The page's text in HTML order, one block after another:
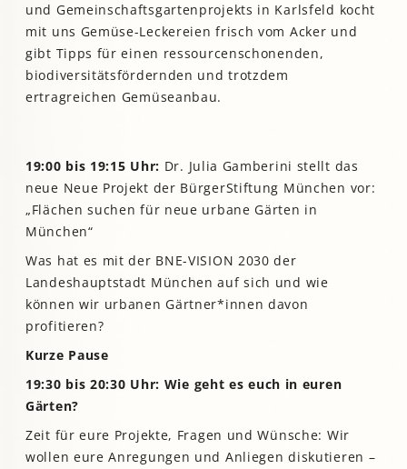
und Gemeinschaftsgartenprojekts in Karlsfeld kocht
mit uns Gemüse-Leckereien frisch vom Acker und
gibt Tipps für einen ressourcenschonenden,
biodiversitätsfördernden und trotzdem
ertragreichen Gemüseanbau.
19:00 bis 19:15 Uhr: Dr. Julia Gamberini stellt das
neue Neue Projekt der BürgerStiftung München vor:
„Flächen suchen für neue urbane Gärten in
München“
Was hat es mit der BNE-VISION 2030 der
Landeshauptstadt München auf sich und wie
können wir urbanen Gärtner*innen davon
profitieren?
Kurze Pause
19:30 bis 20:30 Uhr: Wie geht es euch in euren
Gärten?
Zeit für eure Projekte, Fragen und Wünsche: Wir
wollen eure Anregungen und Anliegen diskutieren –